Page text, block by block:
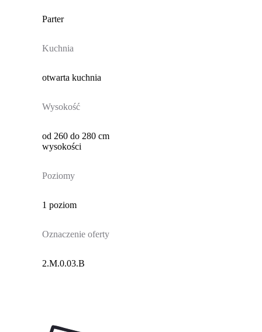
Parter
Kuchnia
otwarta kuchnia
Wysokość
od 260 do 280 cm
wysokości
Poziomy
1 poziom
Oznaczenie oferty
2.M.0.03.B